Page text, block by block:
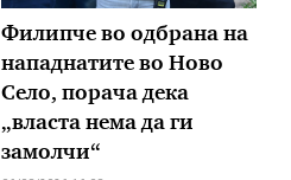
Филипче во одбрана на
нападнатите во Ново
Село, порача дека
„власта нема да ги
замолчи“